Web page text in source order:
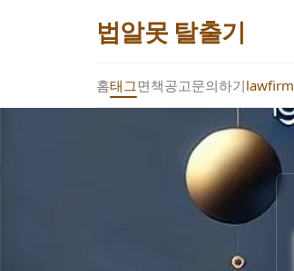
법알못 탈출기
홈태그면책공고문의하기lawfirm